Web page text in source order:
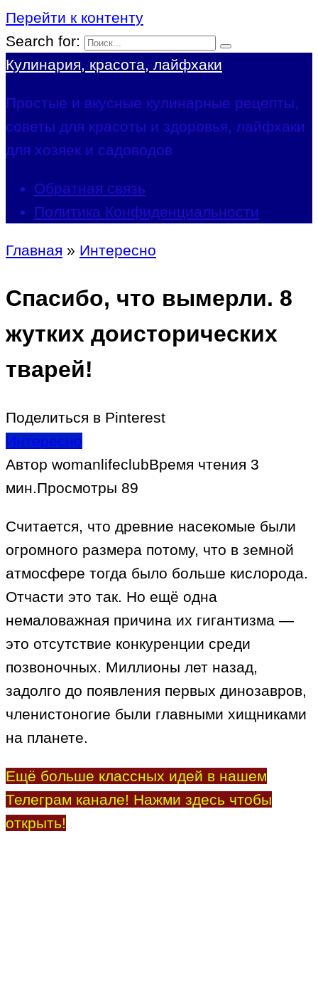
Перейти к контенту
Search for:
Кулинария, красота, лайфхаки
Простые и вкусные кулинарные рецепты,
советы для красоты и здоровья, лайфхаки
для хозяек и садоводов
Обратная связь
Политика Конфиденциальности
Главная » Интересно
Спасибо, что вымерли. 8
жутких доисторических
тварей!
Поделиться в Pinterest
Интересно
Автор womanlifeclubВремя чтения 3
мин.Просмотры 89
Считается, что древние насекомые были
огромного размера потому, что в земной
атмосфере тогда было больше кислорода.
Отчасти это так. Но ещё одна
немаловажная причина их гигантизма —
это отсутствие конкуренции среди
позвоночных. Миллионы лет назад,
задолго до появления первых динозавров,
членистоногие были главными хищниками
на планете.
Ещё больше классных идей в нашем
Телеграм канале! Нажми здесь чтобы
открыть!